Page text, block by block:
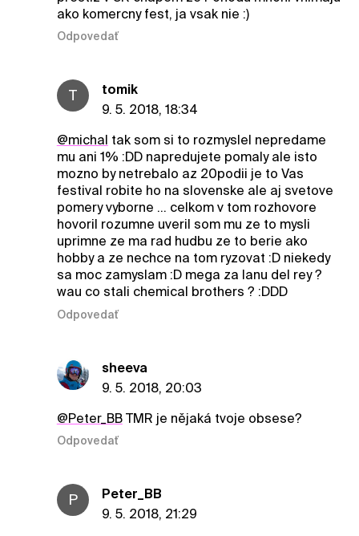
ako komercny fest, ja vsak nie :)
Odpovedať
T
tomik
9. 5. 2018, 18:34
@michal tak som si to rozmyslel nepredame
mu ani 1% :DD napredujete pomaly ale isto
mozno by netrebalo az 20podii je to Vas
festival robite ho na slovenske ale aj svetove
pomery vyborne ... celkom v tom rozhovore
hovoril rozumne uveril som mu ze to mysli
uprimne ze ma rad hudbu ze to berie ako
hobby a ze nechce na tom ryzovat :D niekedy
sa moc zamyslam :D mega za lanu del rey ?
wau co stali chemical brothers ? :DDD
Odpovedať
sheeva
9. 5. 2018, 20:03
@Peter_BBTMR je nějaká tvoje obsese?
Odpovedať
P
Peter_BB
9. 5. 2018, 21:29